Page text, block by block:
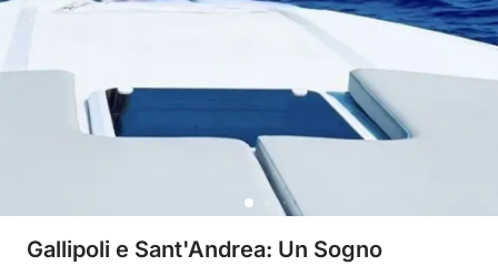
Gallipoli e Sant'Andrea: Un Sogno